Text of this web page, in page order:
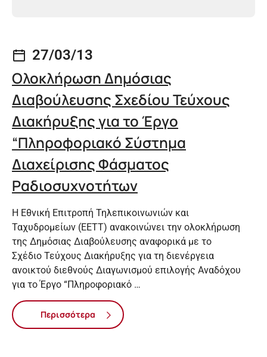
27/03/13
Ολοκλήρωση Δημόσιας
Διαβούλευσης Σχεδίου Τεύχους
Διακήρυξης για το Έργο
“Πληροφοριακό Σύστημα
Διαχείρισης Φάσματος
Ραδιοσυχνοτήτων
Η Εθνική Επιτροπή Τηλεπικοινωνιών και
Ταχυδρομείων (ΕΕΤΤ) ανακοινώνει την ολοκλήρωση
της Δημόσιας Διαβούλευσης αναφορικά με το
Σχέδιο Τεύχους Διακήρυξης για τη διενέργεια
ανοικτού διεθνούς Διαγωνισμού επιλογής Αναδόχου
για το Έργο “Πληροφοριακό …
Περισσότερα